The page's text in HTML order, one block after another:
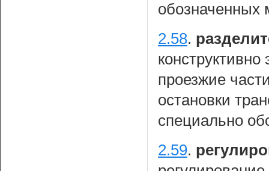
обозначенных
2.58.
проезжие
остановки
специально
2.59.